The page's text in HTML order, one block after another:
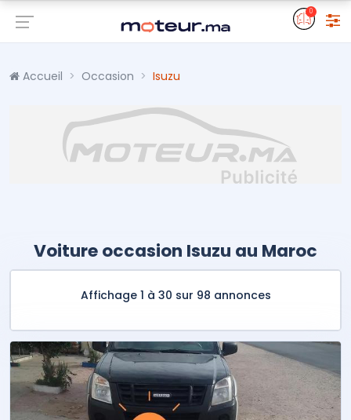
0
Accueil Occasion Isuzu
Voiture occasion Isuzu au Maroc
Affichage 1 à 30 sur 98 annonces